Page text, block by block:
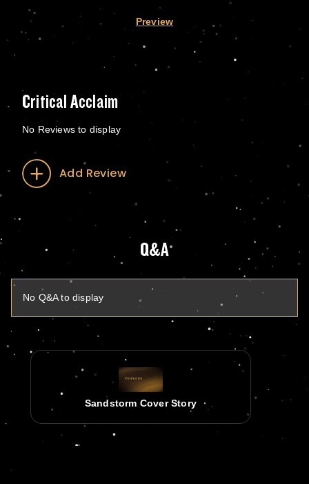
Preview
Critical Acclaim
No Reviews to display
Add Review
Q&A
No Q&A to display
Sandstorm Cover Story